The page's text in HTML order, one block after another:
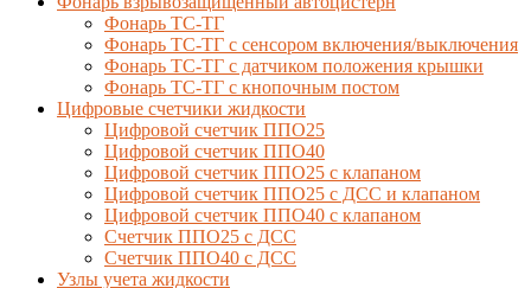
Фонарь ТС-ТГ
Фонарь ТС-ТГ с сенсором включения/выключения
Фонарь ТС-ТГ с датчиком положения крышки
Фонарь ТС-ТГ с кнопочным постом
Цифровые счетчики жидкости
Цифровой счетчик ППО25
Цифровой счетчик ППО40
Цифровой счетчик ППО25 с клапаном
Цифровой счетчик ППО25 с ДСС и клапаном
Цифровой счетчик ППО40 с клапаном
Счетчик ППО25 с ДСС
Счетчик ППО40 с ДСС
Узлы учета жидкости